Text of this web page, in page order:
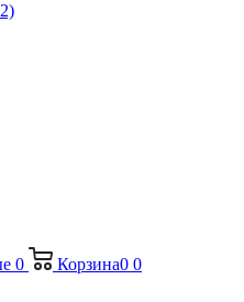
0 Корзина0 0